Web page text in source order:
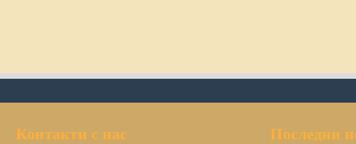
Контакти с нас Последни